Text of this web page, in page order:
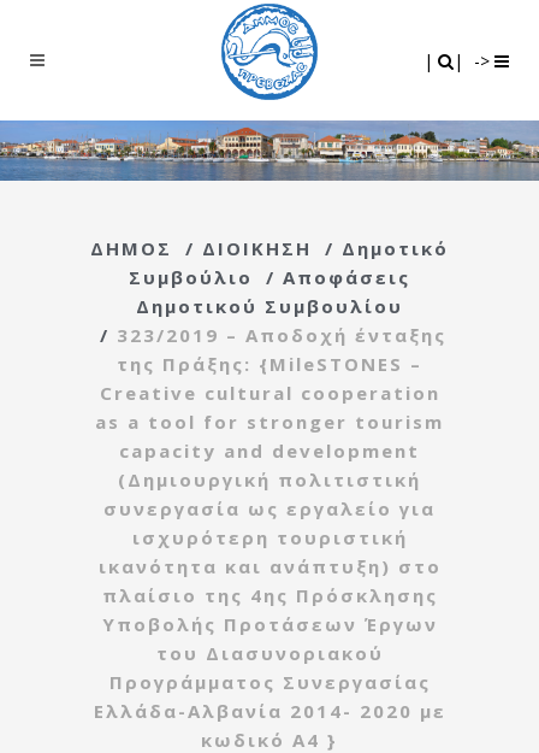
| | ->
ΔΗΜΟΣ / ΔΙΟΙΚΗΣΗ / Δημοτικό
Συμβούλιο
/ Αποφάσεις
Δημοτικού Συμβουλίου
/ 323/2019 – Αποδοχή ένταξης
της Πράξης: {MileSTONES –
Creative cultural cooperation
as a tool for stronger tourism
capacity and development
(Δημιουργική πολιτιστική
συνεργασία ως εργαλείο για
ισχυρότερη τουριστική
ικανότητα και ανάπτυξη) στο
πλαίσιο της 4ης Πρόσκλησης
Υποβολής Προτάσεων Έργων
του Διασυνοριακού
Προγράμματος Συνεργασίας
Ελλάδα-Αλβανία 2014- 2020 με
κωδικό Α4 }